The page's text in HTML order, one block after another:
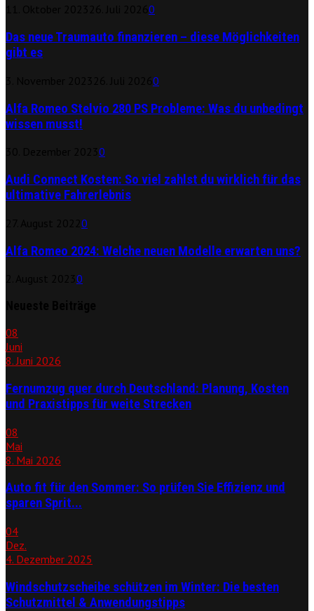
0
Das neue Traumauto finanzieren – diese Möglichkeiten
gibt es
0
Alfa Romeo Stelvio 280 PS Probleme: Was du unbedingt
wissen musst!
0
Audi Connect Kosten: So viel zahlst du wirklich für das
ultimative Fahrerlebnis
0
Alfa Romeo 2024: Welche neuen Modelle erwarten uns?
0
08
Juni
8. Juni 2026
Fernumzug quer durch Deutschland: Planung, Kosten
und Praxistipps für weite Strecken
08
Mai
8. Mai 2026
Auto fit für den Sommer: So prüfen Sie Effizienz und
sparen Sprit...
04
Dez.
4. Dezember 2025
Windschutzscheibe schützen im Winter: Die besten
Schutzmittel & Anwendungstipps